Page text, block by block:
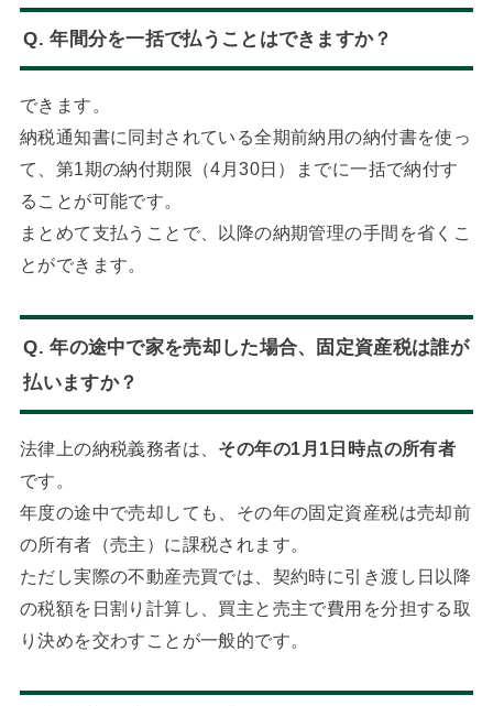
Q. 年間分を一括で払うことはできますか？
できます。
納税通知書に同封されている全期前納用の納付書を使っ
て、第1期の納付期限（4月30日）までに一括で納付す
ることが可能です。
まとめて支払うことで、以降の納期管理の手間を省くこ
とができます。
Q. 年の途中で家を売却した場合、固定資産税は誰が
払いますか？
法律上の納税義務者は、 その年の1月1日時点の所有者
です。
年度の途中で売却しても、その年の固定資産税は売却前
の所有者（売主）に課税されます。
ただし実際の不動産売買では、契約時に引き渡し日以降
の税額を日割り計算し、買主と売主で費用を分担する取
り決めを交わすことが一般的です。